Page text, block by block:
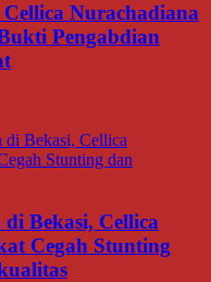
Nurachadiana
Pengabdian
Bekasi, Cellica
Cegah Stunting